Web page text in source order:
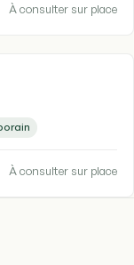
À consulter sur place
À consulter sur place